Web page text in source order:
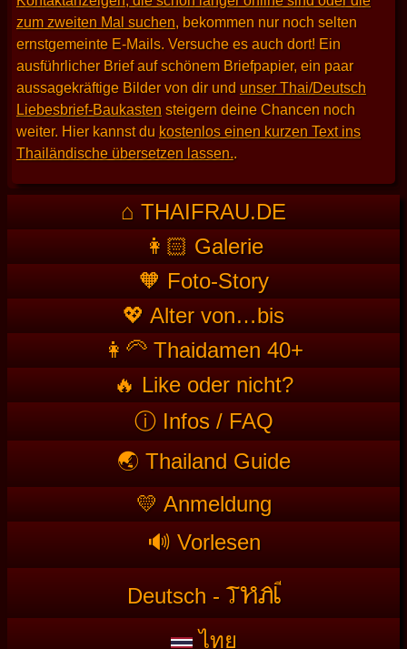
zum zweiten Mal suchen, bekommen nur noch selten
ernstgemeinte E-Mails. Versuche es auch dort! Ein
ausführlicher Brief auf schönem Briefpapier, ein paar
aussagekräftige Bilder von dir und unser Thai/Deutsch
Liebesbrief-Baukasten steigern deine Chancen noch
weiter. Hier kannst du kostenlos einen kurzen Text ins
Thailändische übersetzen lassen..
⌂ THAIFRAU.DE
👩🏻 Galerie
🧡 Foto-Story
💖 Alter von…bis
👩‍🦳 Thaidamen 40+
🔥 Like oder nicht?
ⓘ Infos / FAQ
🌏 Thailand Guide
💛 Anmeldung
🔊 Vorlesen
Deutsch - THAI
ไทย